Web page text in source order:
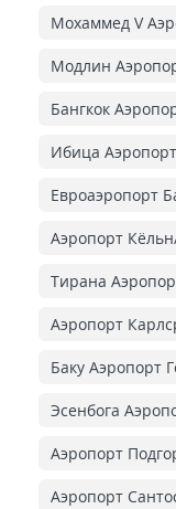
Мохаммед V
Модлин
Бангкок
Ибица Аэропорт
Евроаэропорт
Аэропорт
Тирана
Аэропорт
Баку Аэропорт
Эсенбога
Аэропорт
Аэропорт